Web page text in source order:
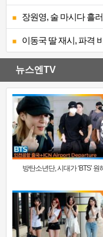
장원영, 술 마시다 흘
이동국 딸 재시, 파격
뉴스엔TV
방탄소년단, 시대가 ‘BTS’ 원